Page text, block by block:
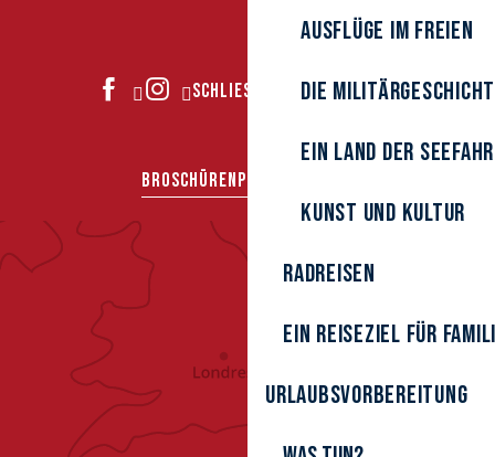
Ausflüge im Freien
Die
Ein Land der
Kunst und Kultur
Radreisen
Ein Reiseziel für
Urlaubsvorbereitung
SCHLIESSEN SIE SICH UNS AN
BROSCHÜRENPRESSEBEREICH